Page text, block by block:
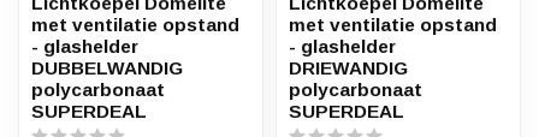
met ventilatie opstand
- glashelder
DUBBELWANDIG
polycarbonaat
SUPERDEAL
met ventilatie opstand
- glashelder
DRIEWANDIG
polycarbonaat
SUPERDEAL